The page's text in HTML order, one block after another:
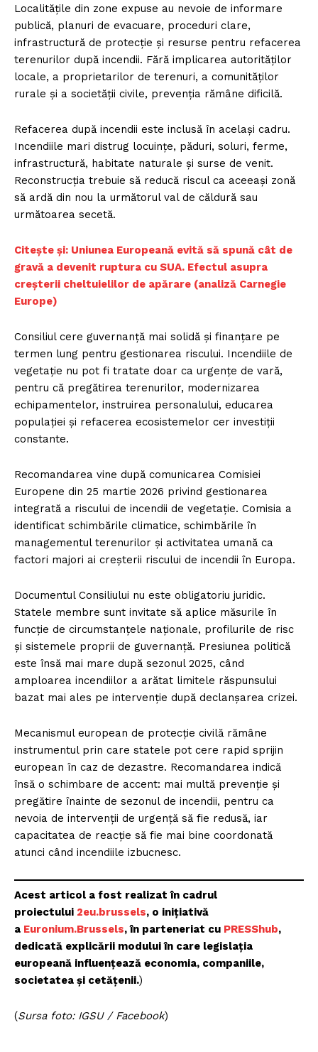
Localitățile din zone expuse au nevoie de informare
publică, planuri de evacuare, proceduri clare,
infrastructură de protecție și resurse pentru refacerea
terenurilor după incendii. Fără implicarea autorităților
locale, a proprietarilor de terenuri, a comunităților
rurale și a societății civile, prevenția rămâne dificilă.
Refacerea după incendii este inclusă în același cadru.
Incendiile mari distrug locuințe, păduri, soluri, ferme,
infrastructură, habitate naturale și surse de venit.
Reconstrucția trebuie să reducă riscul ca aceeași zonă
să ardă din nou la următorul val de căldură sau
următoarea secetă.
Citește și: ​Uniunea Europeană evită să spună cât de
gravă a devenit ruptura cu SUA. Efectul asupra
creșterii cheltuielilor de apărare (analiză Carnegie
Europe)
Consiliul cere guvernanță mai solidă și finanțare pe
termen lung pentru gestionarea riscului. Incendiile de
vegetație nu pot fi tratate doar ca urgențe de vară,
pentru că pregătirea terenurilor, modernizarea
echipamentelor, instruirea personalului, educarea
populației și refacerea ecosistemelor cer investiții
constante.
Recomandarea vine după comunicarea Comisiei
Europene din 25 martie 2026 privind gestionarea
integrată a riscului de incendii de vegetație. Comisia a
identificat schimbările climatice, schimbările în
managementul terenurilor și activitatea umană ca
factori majori ai creșterii riscului de incendii în Europa.
Documentul Consiliului nu este obligatoriu juridic.
Statele membre sunt invitate să aplice măsurile în
funcție de circumstanțele naționale, profilurile de risc
și sistemele proprii de guvernanță. Presiunea politică
este însă mai mare după sezonul 2025, când
amploarea incendiilor a arătat limitele răspunsului
bazat mai ales pe intervenție după declanșarea crizei.
Mecanismul european de protecție civilă rămâne
instrumentul prin care statele pot cere rapid sprijin
european în caz de dezastre. Recomandarea indică
însă o schimbare de accent: mai multă prevenție și
pregătire înainte de sezonul de incendii, pentru ca
nevoia de intervenții de urgență să fie redusă, iar
capacitatea de reacție să fie mai bine coordonată
atunci când incendiile izbucnesc.
Acest articol a fost realizat în cadrul
proiectului 2eu.brussels, o inițiativă
a Euronium.Brussels, în parteneriat cu PRESShub,
dedicată explicării modului în care legislația
europeană influențează economia, companiile,
societatea și cetățenii.)
(Sursa foto: IGSU / Facebook)